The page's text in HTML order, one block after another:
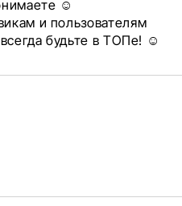
☺
и пользователям
будьте в ТОПе! ☺